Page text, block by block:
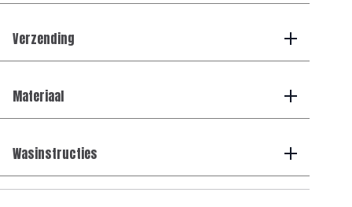
Verzending
Materiaal
Wasinstructies